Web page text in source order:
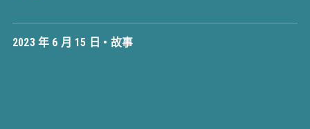
2023 年 6 月 15 日 • 故事